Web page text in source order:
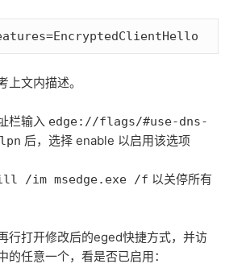
上文内描述。
栏输入 edge://flags/#use-dns-
后，选择 enable 以启用该选项
/im msedge.exe /f 以关停所有
行打开修改后的eged快捷方式，并访
的任意一个，看是否已启用：